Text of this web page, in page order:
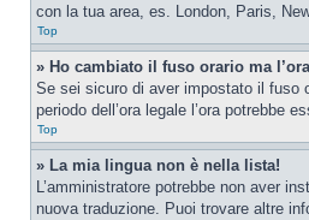
con la tua area, es. London, Paris,
Top
» Ho cambiato il fuso orario ma
Se sei sicuro di aver impostato il fuso
periodo dell’ora legale l’ora potrebbe
Top
» La mia lingua non è nella lista!
L’amministratore potrebbe non aver
nuova traduzione. Puoi trovare altre